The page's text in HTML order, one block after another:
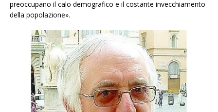
preoccupano il calo demografico e il costante invecchiamento
della popolazione».